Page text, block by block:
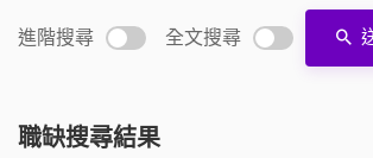
進階搜尋 全文搜尋
職缺搜尋結果